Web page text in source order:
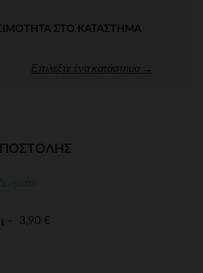
ΣΤΟ ΚΑΤΆΣΤΗΜΑ
Επιλέξτε ένα κατάστημα →
3,90 €